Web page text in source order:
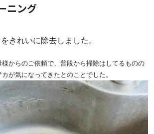
ニング
きれいに除去しました。
からのご依頼で、普段から掃除はしてるものの
が気になってきたとのことでした。